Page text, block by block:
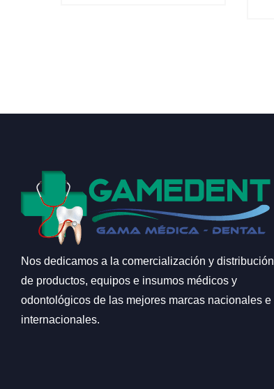
Nos dedicamos a la comercialización y distribución
de productos, equipos e insumos médicos y
odontológicos de las mejores marcas nacionales e
internacionales.